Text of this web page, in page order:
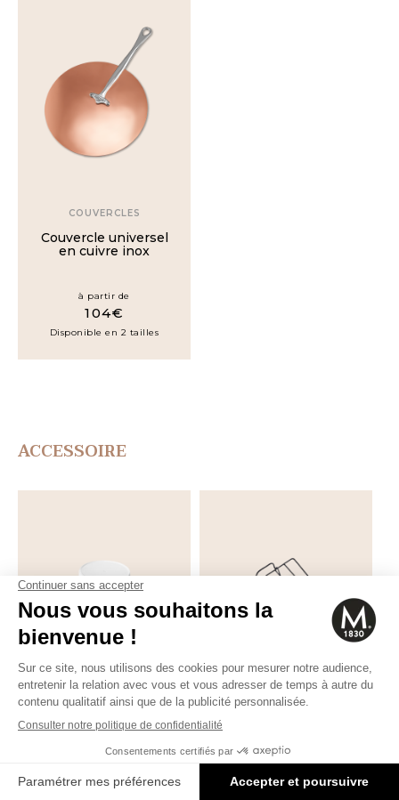
COUVERCLES
Couvercle universel
en cuivre inox
à partir de
104€
Disponible en 2 tailles
ACCESSOIRE
ACCESSOIRE
Rack pour plat à
four